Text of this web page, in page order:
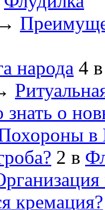
→
народа 4
о
в
2 в
кремация?